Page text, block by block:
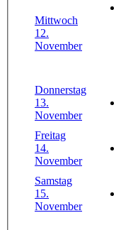
Mittwoch
12.
November
Donnerstag
13.
November
Freitag
14.
November
Samstag
15.
November